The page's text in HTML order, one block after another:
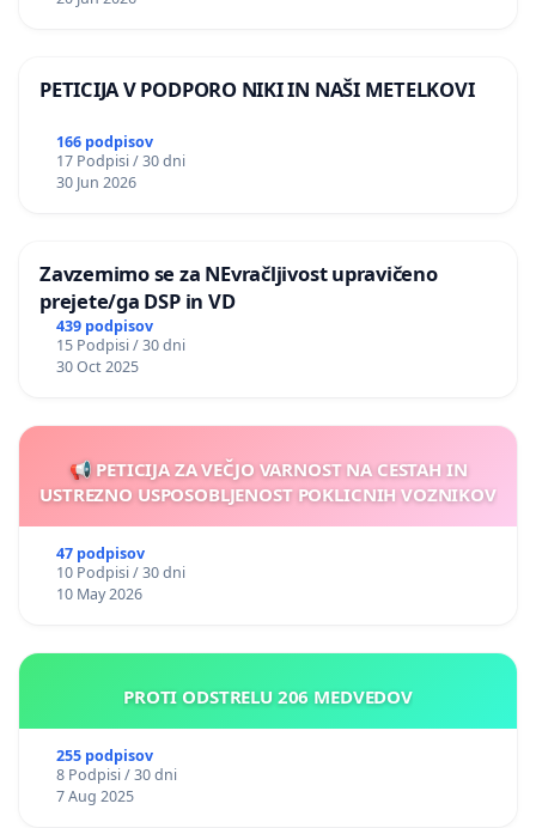
PETICIJA V PODPORO NIKI IN NAŠI METELKOVI
166 podpisov
17 Podpisi / 30 dni
30 Jun 2026
Zavzemimo se za NEvračljivost upravičeno
prejete/ga DSP in VD
439 podpisov
15 Podpisi / 30 dni
30 Oct 2025
📢 PETICIJA ZA VEČJO VARNOST NA CESTAH IN
USTREZNO USPOSOBLJENOST POKLICNIH VOZNIKOV
47 podpisov
10 Podpisi / 30 dni
10 May 2026
PROTI ODSTRELU 206 MEDVEDOV
255 podpisov
8 Podpisi / 30 dni
7 Aug 2025